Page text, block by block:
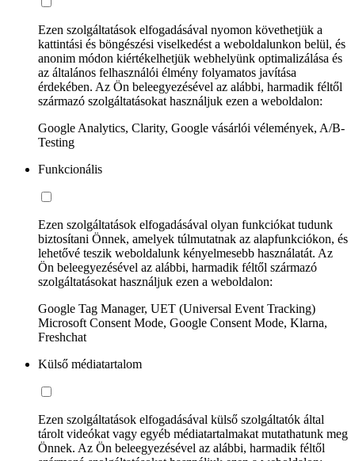
Ezen szolgáltatások elfogadásával nyomon követhetjük a
kattintási és böngészési viselkedést a weboldalunkon belül, és
anonim módon kiértékelhetjük webhelyünk optimalizálása és
az általános felhasználói élmény folyamatos javítása
érdekében. Az Ön beleegyezésével az alábbi, harmadik féltől
származó szolgáltatásokat használjuk ezen a weboldalon:
Google Analytics, Clarity, Google vásárlói vélemények, A/B-
Testing
Funkcionális
Ezen szolgáltatások elfogadásával olyan funkciókat tudunk
biztosítani Önnek, amelyek túlmutatnak az alapfunkciókon, és
lehetővé teszik weboldalunk kényelmesebb használatát. Az
Ön beleegyezésével az alábbi, harmadik féltől származó
szolgáltatásokat használjuk ezen a weboldalon:
Google Tag Manager, UET (Universal Event Tracking)
Microsoft Consent Mode, Google Consent Mode, Klarna,
Freshchat
Külső médiatartalom
Ezen szolgáltatások elfogadásával külső szolgáltatók által
tárolt videókat vagy egyéb médiatartalmakat mutathatunk meg
Önnek. Az Ön beleegyezésével az alábbi, harmadik féltől